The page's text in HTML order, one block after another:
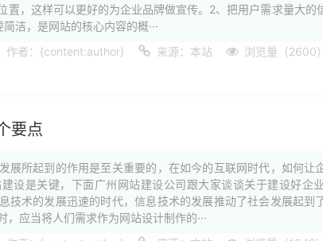
置，这样可以更好的为企业品牌做宣传。2、把用户需求量大的
洁，是网站的核心内容的概···
作者：{content:author} 来源：本站
浏览量（2600）
要点
展所起到的作用是至关重要的，在如今的互联网时代，如何让
设是关键，下面广州网站建设公司跟大家谈谈关于建设好企
技术的发展迅速的时代，信息技术的发展推动了社会发展起到
应当将人们需求作为网站设计制作的···